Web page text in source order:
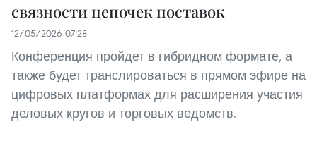
связности цепочек поставок
12/05/2026 07:28
Конференция пройдет в гибридном формате, а
также будет транслироваться в прямом эфире на
цифровых платформах для расширения участия
деловых кругов и торговых ведомств.